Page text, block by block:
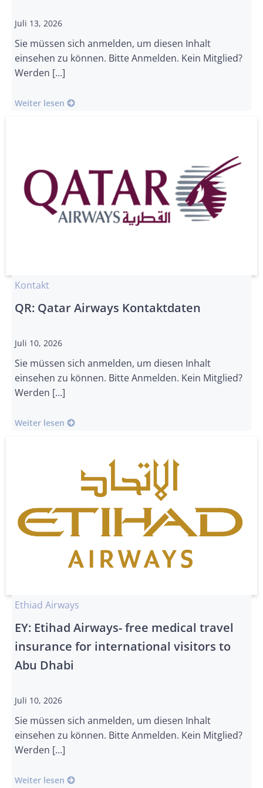
Juli 13, 2026
Sie müssen sich anmelden, um diesen Inhalt
einsehen zu können. Bitte Anmelden. Kein Mitglied?
Werden […]
Weiter lesen
Kontakt
QR: Qatar Airways Kontaktdaten
Juli 10, 2026
Sie müssen sich anmelden, um diesen Inhalt
einsehen zu können. Bitte Anmelden. Kein Mitglied?
Werden […]
Weiter lesen
Ethiad Airways
EY: Etihad Airways- free medical travel
insurance for international visitors to
Abu Dhabi
Juli 10, 2026
Sie müssen sich anmelden, um diesen Inhalt
einsehen zu können. Bitte Anmelden. Kein Mitglied?
Werden […]
Weiter lesen